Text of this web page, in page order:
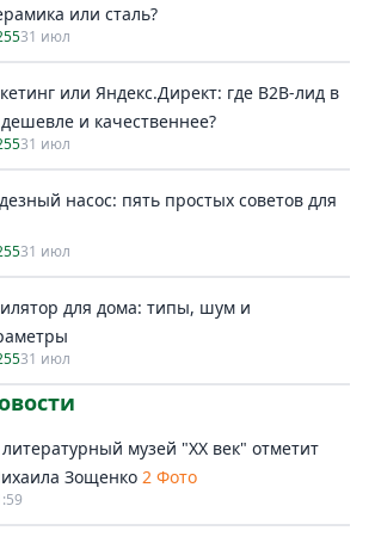
или сталь?
31 июл
или Яндекс.Директ: где B2B-лид в
и качественнее?
31 июл
насос: пять простых советов для
31 июл
для дома: типы, шум и
31 июл
музей "ХХ век" отметит
Зощенко 2 Фото